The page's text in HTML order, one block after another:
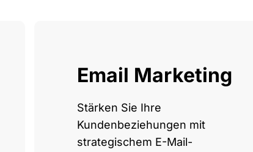
Email Marketing
Stärken Sie Ihre
Kundenbeziehungen mit
strategischem E-Mail-